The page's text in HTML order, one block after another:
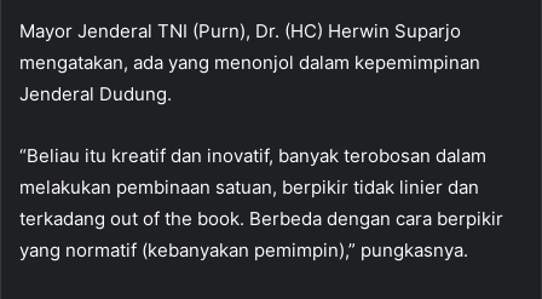
Mayor Jenderal TNI (Purn), Dr. (HC) Herwin Suparjo
mengatakan, ada yang menonjol dalam kepemimpinan
Jenderal Dudung.
“Beliau itu kreatif dan inovatif, banyak terobosan dalam
melakukan pembinaan satuan, berpikir tidak linier dan
terkadang out of the book. Berbeda dengan cara berpikir
yang normatif (kebanyakan pemimpin),” pungkasnya.